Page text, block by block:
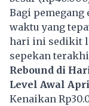
Bagi pemegang
waktu yang
hari ini sedikit
sepekan
Rebound di
Level Awal
Kenaikan